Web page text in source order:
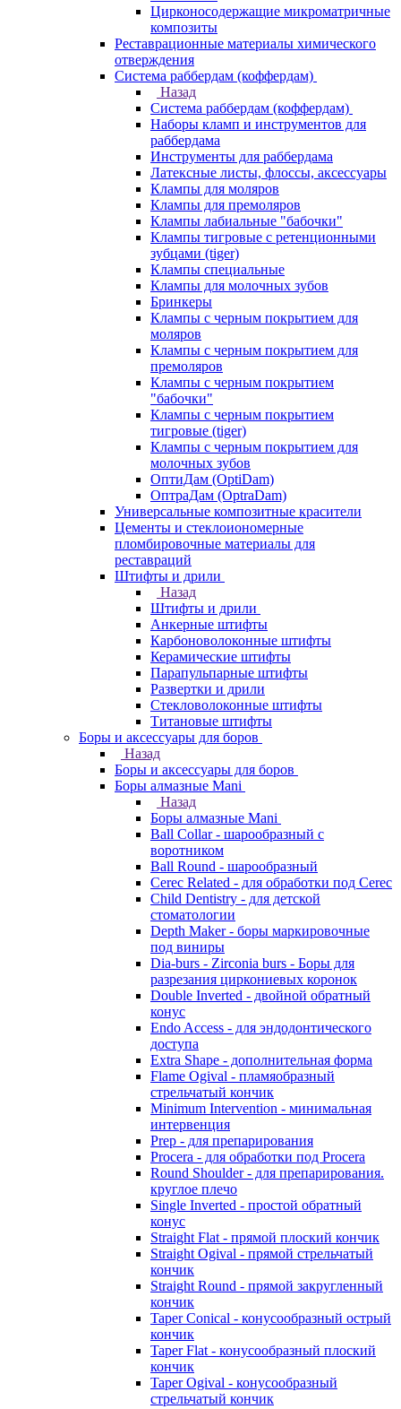
Цирконосодержащие микроматричные
композиты
Реставрационные материалы химического
отверждения
Система раббердам (коффердам)
Назад
Система раббердам (коффердам)
Наборы кламп и инструментов для
раббердама
Инструменты для раббердама
Латексные листы, флоссы, аксессуары
Клампы для моляров
Клампы для премоляров
Клампы лабиальные "бабочки"
Клампы тигровые с ретенционными
зубцами (tiger)
Клампы специальные
Клампы для молочных зубов
Бринкеры
Клампы с черным покрытием для
моляров
Клампы с черным покрытием для
премоляров
Клампы с черным покрытием
"бабочки"
Клампы с черным покрытием
тигровые (tiger)
Клампы с черным покрытием для
молочных зубов
ОптиДам (OptiDam)
ОптраДам (OptraDam)
Универсальные композитные красители
Цементы и стеклоиономерные
пломбировочные материалы для
реставраций
Штифты и дрили
Назад
Штифты и дрили
Анкерные штифты
Карбоноволоконные штифты
Керамические штифты
Парапульпарные штифты
Развертки и дрили
Стекловолоконные штифты
Титановые штифты
Боры и аксессуары для боров
Назад
Боры и аксессуары для боров
Боры алмазные Mani
Назад
Боры алмазные Mani
Ball Collar - шарообразный c
воротником
Ball Round - шарообразный
Cerec Related - для обработки под Cerec
Child Dentistry - для детской
стоматологии
Depth Maker - боры маркировочные
под виниры
Dia-burs - Zirconia burs - Боры для
разрезания циркониевых коронок
Double Inverted - двойной обратный
конус
Endo Access - для эндодонтического
доступа
Extra Shape - дополнительная форма
Flame Ogival - пламяобразный
стрельчатый кончик
Minimum Intervention - минимальная
интервенция
Prep - для препарирования
Procera - для обработки под Procera
Round Shoulder - для препарирования.
круглое плечо
Single Inverted - простой обратный
конус
Straight Flat - прямой плоский кончик
Straight Ogival - прямой стрельчатый
кончик
Straight Round - прямой закругленный
кончик
Taper Conical - конусообразный острый
кончик
Taper Flat - конусообразный плоский
кончик
Taper Ogival - конусообразный
стрельчатый кончик